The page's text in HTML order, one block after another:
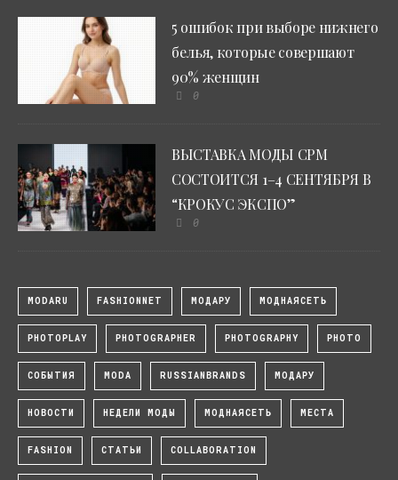
5 ошибок при выборе нижнего
белья, которые совершают
90% женщин
0
ВЫСТАВКА МОДЫ CPM
СОСТОИТСЯ 1–4 СЕНТЯБРЯ В
“КРОКУС ЭКСПО”
0
MODARU FASHIONNET МОДАРУ МОДНАЯСЕТЬ
PHOTOPLAY PHOTOGRAPHER PHOTOGRAPHY PHOTO
СОБЫТИЯ MODA RUSSIANBRANDS МОДАРУ
НОВОСТИ НЕДЕЛИ МОДЫ МОДНАЯСЕТЬ МЕСТА
FASHION СТАТЬИ COLLABORATION